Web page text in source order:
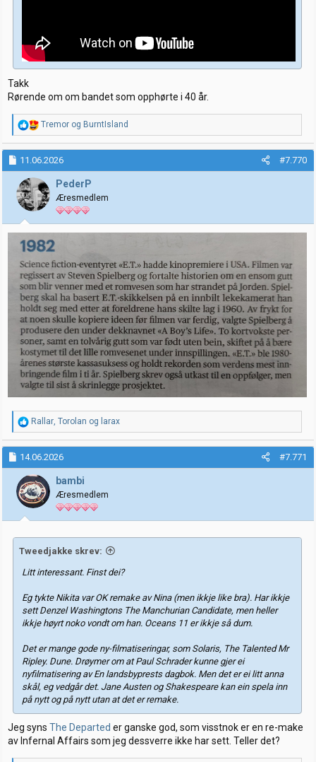
Takk
Rørende om om bandet som opphørte i 40 år.
R
e
a
k
j
o
n
r
Tremor og BurntIsland
11.06.2026 #7.770
PederP
Æresmedlem
R
e
a
k
s
j
o
n
e
r
Rallar, Torolan og larax
14.06.2026 #7.771
bambi
Æresmedlem
Tweedjakke skrev:
Litt interessant. Finst dei?
Eg tykte Nikita var OK remake av Nina (men ikkje like bra). Har ikkje
sett Denzel Washingtons The Manchurian Candidate, men heller
ikkje høyrt noko vondt om han. Oceans 11 er ikkje så dum.
Det er mange gode ny-filmatiseringar, som Solaris, The Talented Mr
Ripley. Dune. Drøymer om at Paul Schrader kunne gjer ei
nyfilmatisering av En landsbyprests dagbok. Men det er ei litt anna
skål, eg vedgår det. Jane Austen og Shakespeare kan ein spela inn
på nytt og på nytt utan at det er remake.
Jeg syns The Departed er ganske god, som visstnok er en re-make
av Infernal Affairs som jeg dessverre ikke har sett. Teller det?